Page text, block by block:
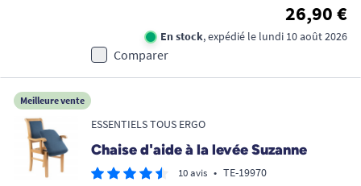
26,90 €
En stock, expédié le lundi 10 août 2026
Comparer
Meilleure vente
ESSENTIELS TOUS ERGO
Chaise d'aide à la levée Suzanne
10 avis • TE-19970